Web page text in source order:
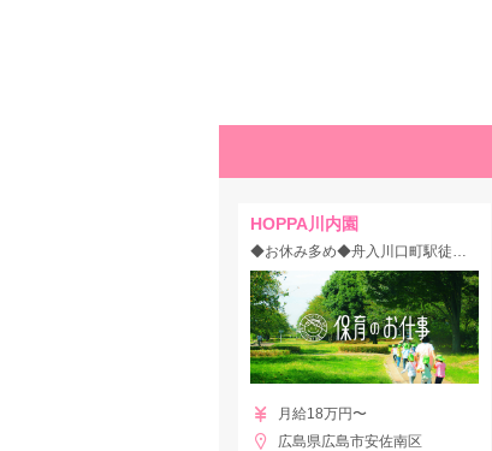
HOPPA川内園
◆お休み多め◆舟入川口町駅徒歩2分！アクセス便利☆/学習塾が母体の小規模認可保育園
月給18万円〜
広島県広島市安佐南区